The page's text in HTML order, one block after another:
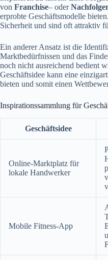
von Franchise– oder
erprobte Geschäftsmodelle
Sicherheit und sind oft attraktiv
Ein anderer Ansatz ist die
Marktbedürfnissen und das
noch nicht ausreichend bedient
Geschäftsidee kann eine
bieten und somit einen
Inspirationssammlung für
Geschäftsidee
Online-Marktplatz für
lokale Handwerker
Mobile Fitness-App